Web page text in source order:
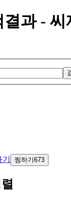
결과 -
찜하기673